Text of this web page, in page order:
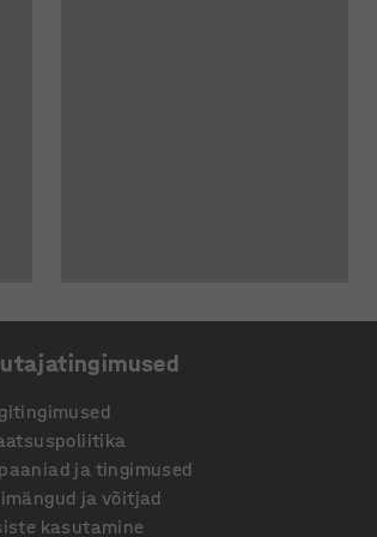
ja tingimused
ja võitjad
kasutamine